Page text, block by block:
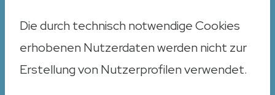
Die durch technisch notwendige Cookies
erhobenen Nutzerdaten werden nicht zur
Erstellung von Nutzerprofilen verwendet.